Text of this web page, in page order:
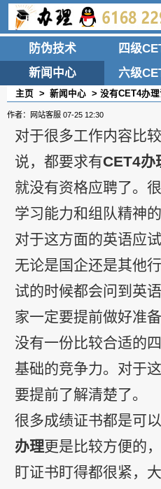
防伪技术 四级
新闻中心
六级
主页 > 新闻中心 > 没有CET4办
作者：网站客服 07-25 12:30
对于很多工作内容比
说，都要求有CET4办
就没有资格应聘了。
学习能力和组队精神
对于这方面的英语应
无论是国企还是其他
试的时候都会问到英
家一定要提前做好准
没有一份比较合适的
基础的竞争力。对于
要提前了解清楚了。
很多成绩证书都是可
办理更是比较方便的
盯证书盯得都很紧，